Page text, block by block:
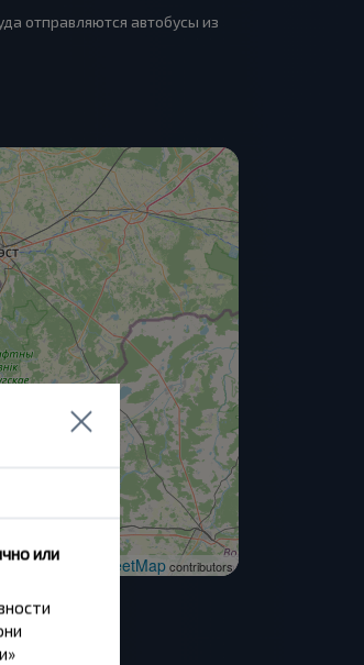
отправляются автобусы из
| ©OpenStreetMapcontributors
или